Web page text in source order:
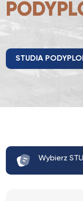
STUDIA
Wybierz